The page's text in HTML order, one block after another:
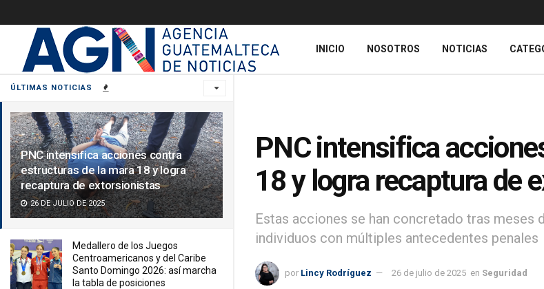
ÚLTIMAS NOTICIAS
PNC intensifica acciones contra
estructuras de la mara 18 y logra
recaptura de extorsionistas
26 DE JULIO DE 2025
Medallero de los Juegos
Centroamericanos y del Caribe
Santo Domingo 2026: así marcha
la tabla de posiciones
INICIO NOSOTROS NOTICIAS
PNC intensifica
18 y logra recaptura de
Estas acciones se han concretado tras
individuos con múltiples antecedentes penales
por Lincy Rodríguez 26 de julio de 2025 en Seguridad